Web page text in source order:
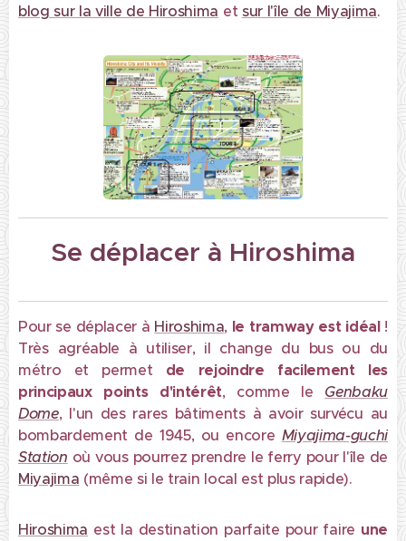
blog sur la ville de Hiroshima et sur l'île de Miyajima.
Se déplacer à Hiroshima
Pour se déplacer à Hiroshima, le tramway est idéal !
Très agréable à utiliser, il change du bus ou du
métro et permet de
rejoindre facilement les
principaux points d'intérêt, comme le Genbaku
Dome, l'un des rares bâtiments à avoir survécu au
bombardement de 1945, ou encore Miyajima-guchi
Station où vous pourrez prendre le ferry pour l'île de
Miyajima (même si le train local est plus rapide).
Hiroshima est la destination parfaite pour faire une